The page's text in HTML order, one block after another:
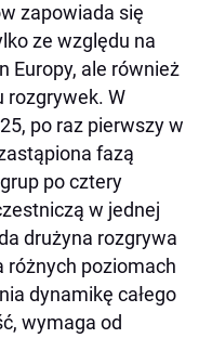
zapowiada się
ze względu na
Europy, ale również
rozgrywek. W
po raz pierwszy w
fazą
po cztery
w jednej
drużyna rozgrywa
różnych poziomach
dynamikę całego
wymaga od